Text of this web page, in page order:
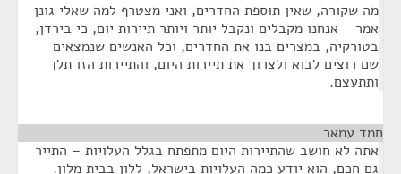
מה שקורה, שאין תוספת החדרים, ואני מצטרף למה שאלי גונן
אמר - אנחנו מקבלים ונקבל יותר ויותר תיירות יום, כי בירדן,
בטורקיה, במצרים בנו את החדרים, וכל האנשים שנמצאים
שם רוצים לבוא ולצרוך את תיירות היום, והתיירות הזו תלך
ותתעצם.
חמד עמאר
אתה לא חושב שהתיירות היום מתפתח בגלל העלויות – התייר
גם חכם, הוא יודע כמה העלויות בישראל, ללון בבית מלון.